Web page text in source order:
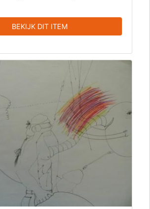
BEKIJK DIT ITEM